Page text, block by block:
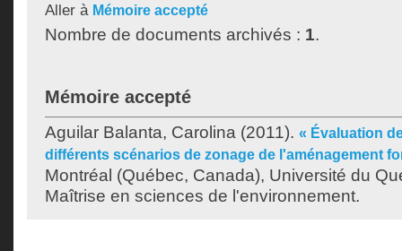
Aller à Mémoire accepté
Nombre de documents archivés : 1.
Mémoire accepté
Aguilar Balanta, Carolina (2011). « Évaluation
différents scénarios de zonage de l'aménagement
Montréal (Québec, Canada), Université du
Maîtrise en sciences de l'environnement.